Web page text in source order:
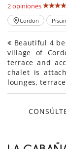
2 opiniones
Cordon
Beautiful 4
village of
terrace and
chalet is
lounges,